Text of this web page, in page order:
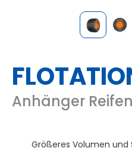
Anhänger
Größeres Volumen